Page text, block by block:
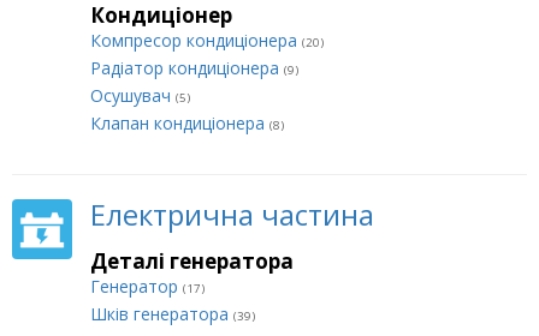
Кондиціонер
Компресор кондиціонера (20)
Радіатор кондиціонера (9)
Осушувач (5)
Клапан кондиціонера (8)
Електрична частина
Деталі генератора
Генератор (17)
Шків генератора (39)